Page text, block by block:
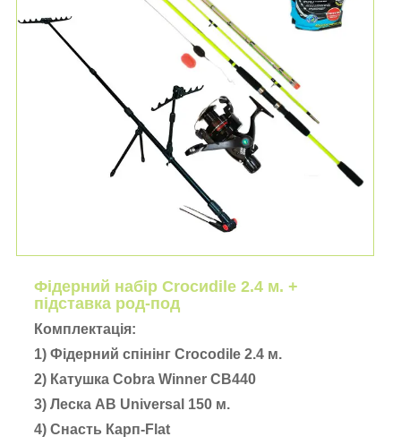
Фідерний набір Croсиdile 2.4 м. +
підставка род-под
Комплектація:
1) Фідерний спінінг Crocodile 2.4 м.
2) Катушка Cobra Winner CB440
3) Леска AB Universal 150 м.
4) Снасть Карп-Flat